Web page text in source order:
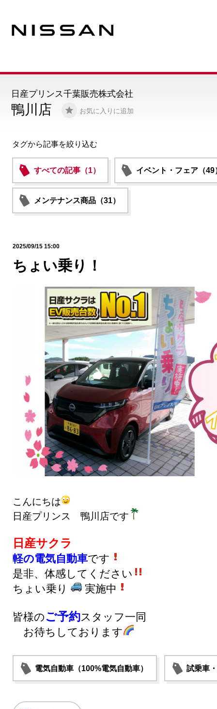
鴨川店 お気に入りに追加
日産プリンス千葉販売株式会社
タグから記事を絞り込む
すべての記事（1） イベント・フェア（49
メンテナンス商品（31）
2025/09/15 15:00
ちょい乗り！
こんにちは
日産プリンス 鴨川店です
日産サクラ
軽の電気自動車です
是非、体感してください
ちょい乗り
実施中
皆様のご予約スタッフ一同
お待ちしております
電気自動車（100%電気自動車） 試乗車